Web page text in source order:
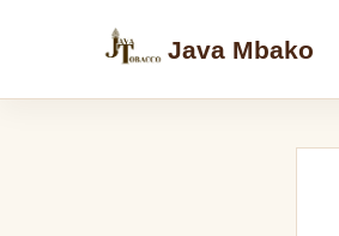
Java Mbako